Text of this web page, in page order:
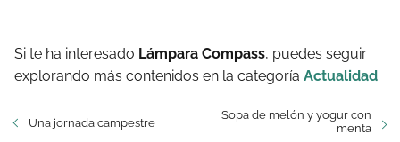
Si te ha interesado Lámpara Compass, puedes seguir
explorando más contenidos en la categoría Actualidad.
Una jornada campestre
Sopa de melón y yogur con
menta